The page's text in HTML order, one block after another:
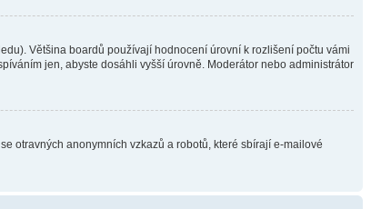
Většina boardů používají hodnocení úrovní k rozlišení počtu vámi
jen, abyste dosáhli vyšší úrovně. Moderátor nebo administrátor
otravných anonymních vzkazů a robotů, které sbírají e-mailové